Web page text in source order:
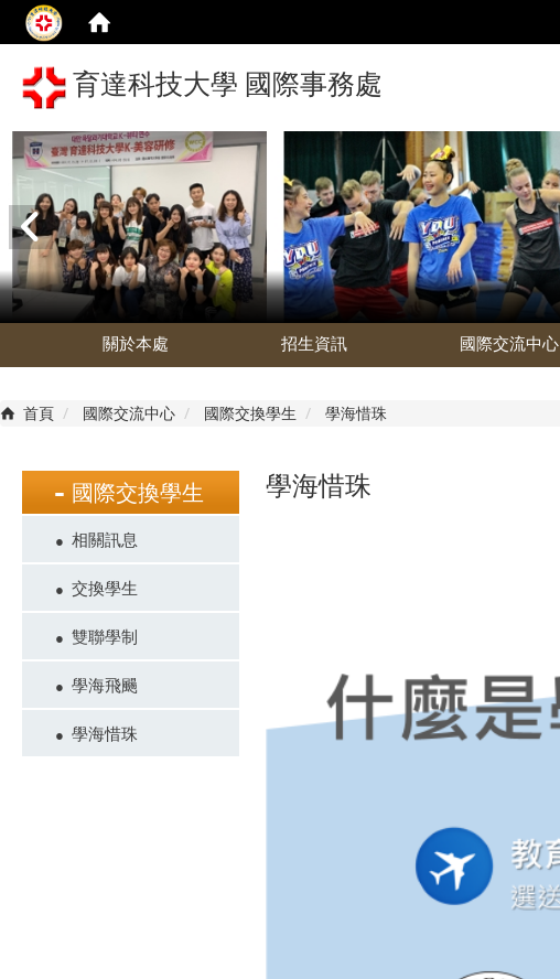
育達科技大學 國際事務處
關於本處 招生資訊 國際交流中心
首頁 國際交流中心 國際交換學生 學海惜珠
國際交換學生
相關訊息
交換學生
雙聯學制
學海飛颺
學海惜珠
學海惜珠